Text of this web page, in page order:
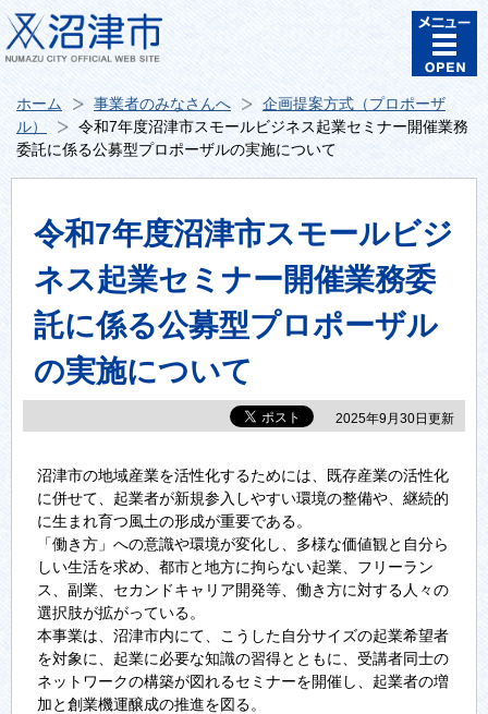
ホーム 事業者のみなさんへ
企画提案方式（プロポーザ
ル）
令和7年度沼津市スモールビジネス起業セミナー開催業務
委託に係る公募型プロポーザルの実施について
令和7年度沼津市スモールビジ
ネス起業セミナー開催業務委
託に係る公募型プロポーザル
の実施について
2025年9月30日更新
沼津市の地域産業を活性化するためには、既存産業の活性化
に併せて、起業者が新規参入しやすい環境の整備や、継続的
に生まれ育つ風土の形成が重要である。
「働き方」への意識や環境が変化し、多様な価値観と自分ら
しい生活を求め、都市と地方に拘らない起業、フリーラン
ス、副業、セカンドキャリア開発等、働き方に対する人々の
選択肢が拡がっている。
本事業は、沼津市内にて、こうした自分サイズの起業希望者
を対象に、起業に必要な知識の習得とともに、受講者同士の
ネットワークの構築が図れるセミナーを開催し、起業者の増
加と創業機運醸成の推進を図る。